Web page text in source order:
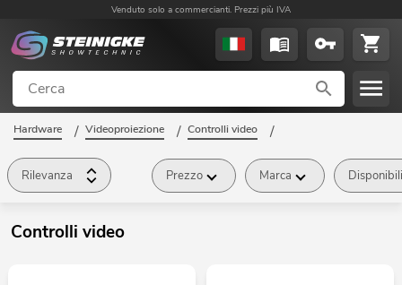
Venduto solo a commercianti. Prezzi più IVA
Hardware / Videoproiezione / Controlli video /
Rilevanza Prezzo Marca
Controlli video